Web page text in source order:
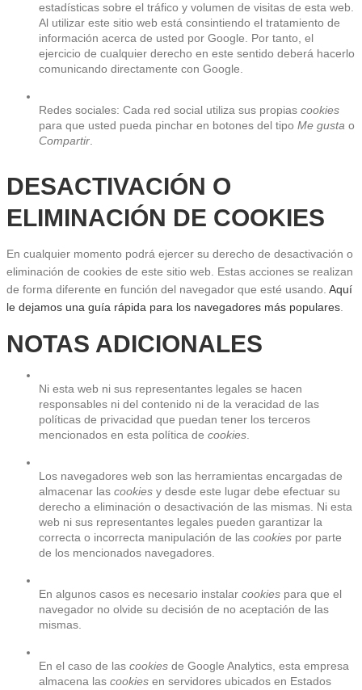
estadísticas sobre el tráfico y volumen de visitas de esta web.
Al utilizar este sitio web está consintiendo el tratamiento de
información acerca de usted por Google. Por tanto, el
ejercicio de cualquier derecho en este sentido deberá hacerlo
comunicando directamente con Google.
Redes sociales: Cada red social utiliza sus propias cookies
para que usted pueda pinchar en botones del tipo Me gusta
Compartir
DESACTIVACIÓN O
ELIMINACIÓN DE COOKIES
En cualquier momento podrá ejercer su derecho de desactivación o
eliminación de cookies de este sitio web. Estas acciones se realizan
de forma diferente en función del navegador que esté usando. Aquí
le dejamos una guía rápida para los navegadores más populares.
NOTAS ADICIONALES
Ni esta web ni sus representantes legales se hacen
responsables ni del contenido ni de la veracidad de las
políticas de privacidad que puedan tener los terceros
mencionados en esta política de cookies
Los navegadores web son las herramientas encargadas de
almacenar las cookies y desde este lugar debe efectuar su
derecho a eliminación o desactivación de las mismas. Ni esta
web ni sus representantes legales pueden garantizar la
correcta o incorrecta manipulación de las cookies por parte
de los mencionados navegadores.
En algunos casos es necesario instalar cookies para que el
navegador no olvide su decisión de no aceptación de las
mismas.
En el caso de las cookies de Google Analytics, esta empresa
almacena las cookies en servidores ubicados en Estados